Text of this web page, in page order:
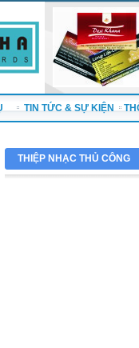
TIN TỨC & SỰ KIỆN
THIỆP NHẠC THỦ CÔNG